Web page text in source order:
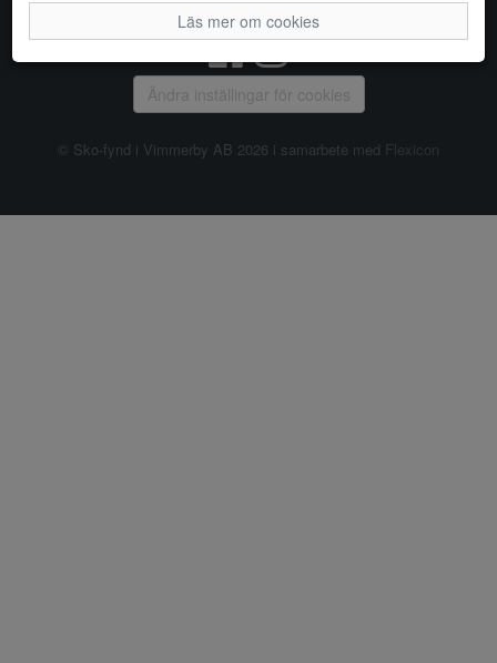
Läs mer om cookies
| Om oss Kontakta oss
Ändra inställingar för cookies
© Sko-fynd i Vimmerby AB 2026 i samarbete med Flexicon